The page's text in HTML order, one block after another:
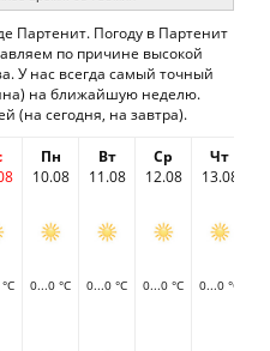
Партенит. Погоду в Партенит
по причине высокой
У нас всегда самый точный
на ближайшую неделю.
(на сегодня, на завтра).
Пн
10.08
Вт
11.08
Ср
12.08
Чт
13.08
0...0 °C 0...0 °C 0...0 °C 0...0 °C